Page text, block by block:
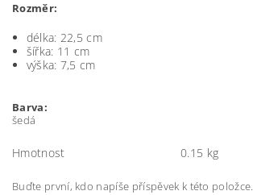
Rozměr:
délka: 22,5 cm
šířka: 11 cm
výška: 7,5 cm
Barva:
šedá
Hmotnost 0.15 kg
Buďte první, kdo napíše příspěvek k této položce.